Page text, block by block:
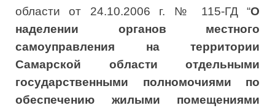
области от 24.10.2006 г. № 115-ГД “О
наделении органов местного
самоуправления на территории
Самарской области отдельными
государственными полномочиями по
обеспечению жилыми помещениями